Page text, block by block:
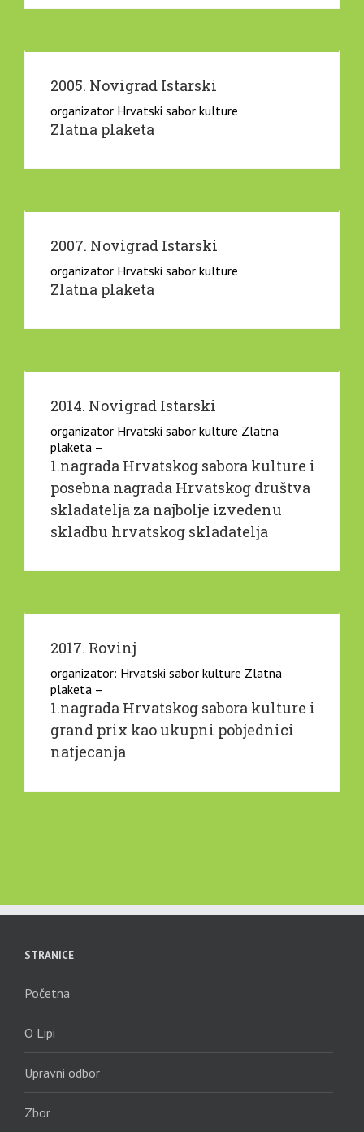
2005. Novigrad Istarski
organizator Hrvatski sabor kulture
Zlatna plaketa
2007. Novigrad Istarski
organizator Hrvatski sabor kulture
Zlatna plaketa
2014. Novigrad Istarski
organizator Hrvatski sabor kulture Zlatna
plaketa –
1.nagrada Hrvatskog sabora kulture i
posebna nagrada Hrvatskog društva
skladatelja za najbolje izvedenu
skladbu hrvatskog skladatelja
2017. Rovinj
organizator: Hrvatski sabor kulture Zlatna
plaketa –
1.nagrada Hrvatskog sabora kulture i
grand prix kao ukupni pobjednici
natjecanja
STRANICE
Početna
O Lipi
Upravni odbor
Zbor